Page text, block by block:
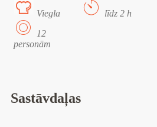
Viegla
līdz 2 h
12
personām
Sastāvdaļas